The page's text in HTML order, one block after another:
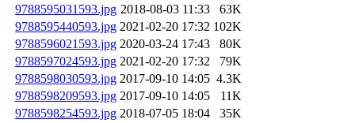
9788595031593.jpg 2018-08-03 11:33
63K
9788595440593.jpg 2021-02-20 17:32 102K
9788596021593.jpg 2020-03-24 17:43
80K
9788597024593.jpg 2021-02-20 17:32
79K
9788598030593.jpg 2017-09-10 14:05 4.3K
9788598209593.jpg 2017-09-10 14:05
11K
9788598254593.jpg 2018-07-05 18:04
35K